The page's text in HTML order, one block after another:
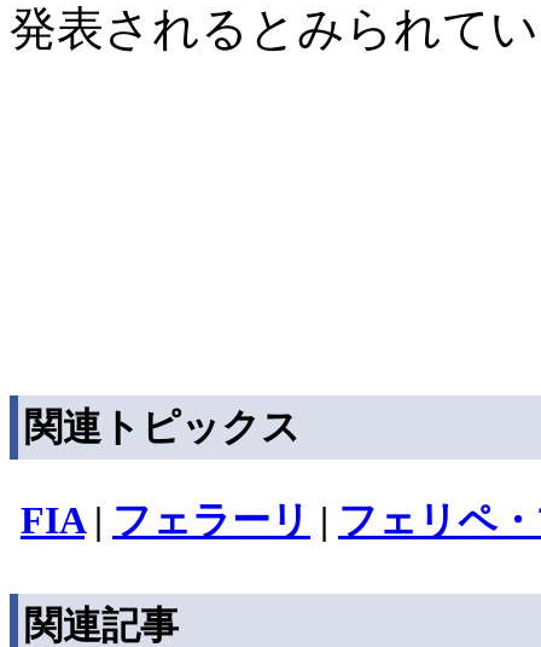
発表されるとみられて
関連トピックス
FIA| フェラーリ | フェリペ
関連記事